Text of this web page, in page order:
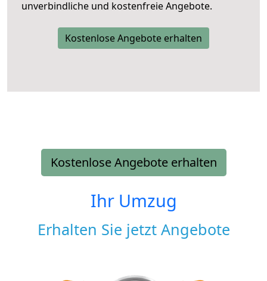
unverbindliche und kostenfreie Angebote.
Kostenlose Angebote erhalten
Kostenlose Angebote erhalten
Ihr Umzug
Erhalten Sie jetzt Angebote